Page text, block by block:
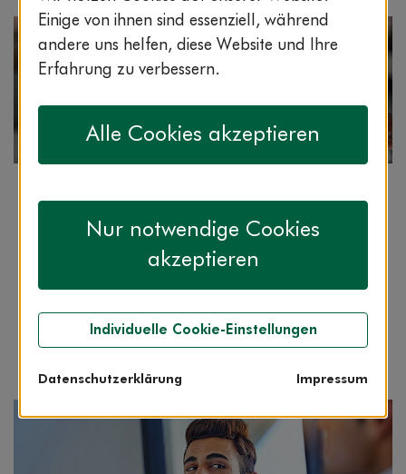
Quiz: Wie gut kennen Sie Ihre Haut?
Die Haut ist unser größtes Organ. Viele
Menschen wissen jedoch ganz schön wenig über
sie. Wie steht es mit Ihnen? Testen Sie Ihr Wissen
mit unserem Haut-Quiz.
Einige von ihnen sind essenziell, während
andere uns helfen, diese Website und Ihre
Erfahrung zu verbessern.
Alle Cookies akzeptieren
Nur notwendige Cookies
akzeptieren
Individuelle Cookie-Einstellungen
Datenschutzerklärung Impressum